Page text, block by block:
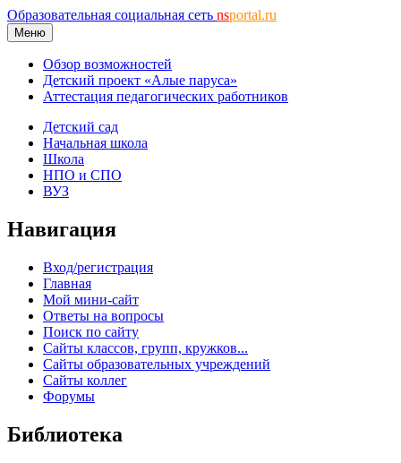
Образовательная социальная сеть nsportal.ru
Меню
Обзор возможностей
Детский проект «Алые паруса»
Аттестация педагогических работников
Детский сад
Начальная школа
Школа
НПО и СПО
ВУЗ
Навигация
Вход/регистрация
Главная
Мой мини-сайт
Ответы на вопросы
Поиск по сайту
Сайты классов, групп, кружков...
Сайты образовательных учреждений
Сайты коллег
Форумы
Библиотека